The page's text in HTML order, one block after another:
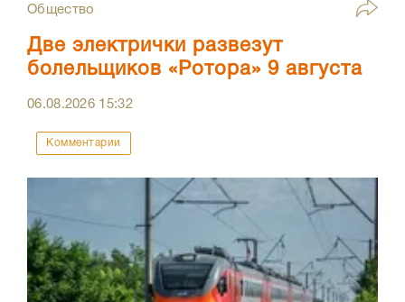
Общество
Две электрички развезут
болельщиков «Ротора» 9 августа
06.08.2026 15:32
Комментарии